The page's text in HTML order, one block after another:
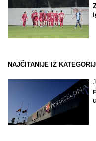
NAJČITANIJE IZ